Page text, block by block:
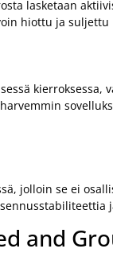
lasketaan
hiottu ja suljettu
jolloin se ei
and